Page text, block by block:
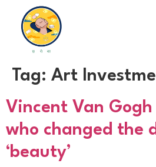
Tag: Art
Vincent Van
who changed the
‘beauty’